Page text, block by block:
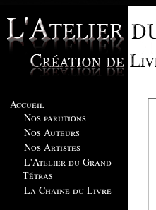
Accueil
Nos parutions
Nos Auteurs
Nos Artistes
L'Atelier du Grand
Tétras
La Chaine du Livre